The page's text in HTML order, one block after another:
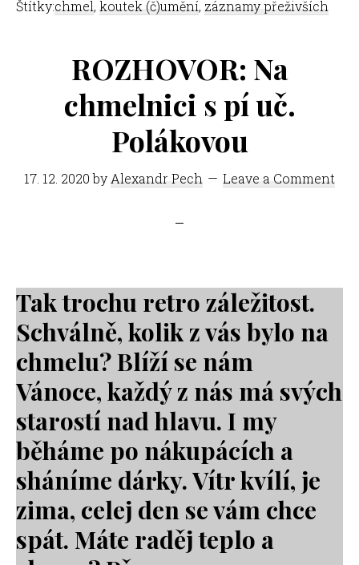
Štítky:chmel, koutek (č)umění, záznamy přeživších
ROZHOVOR: Na
chmelnici s pí uč.
Polákovou
17. 12. 2020by Alexandr Pech Leave a Comment
Tak trochu retro záležitost.
Schválně, kolik z vás bylo na
chmelu? Blíží se nám
Vánoce, každý z nás má svých
starostí nad hlavu. I my
běháme po nákupácích a
sháníme dárky. Vítr kvílí, je
zima, celej den se vám chce
spát. Máte raděj teplo a